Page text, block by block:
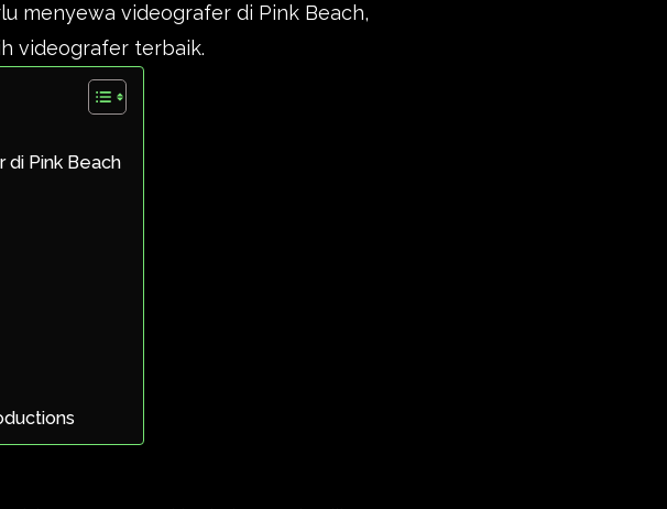
menyewa videografer di Pink Beach,
videografer terbaik.
di Pink Beach